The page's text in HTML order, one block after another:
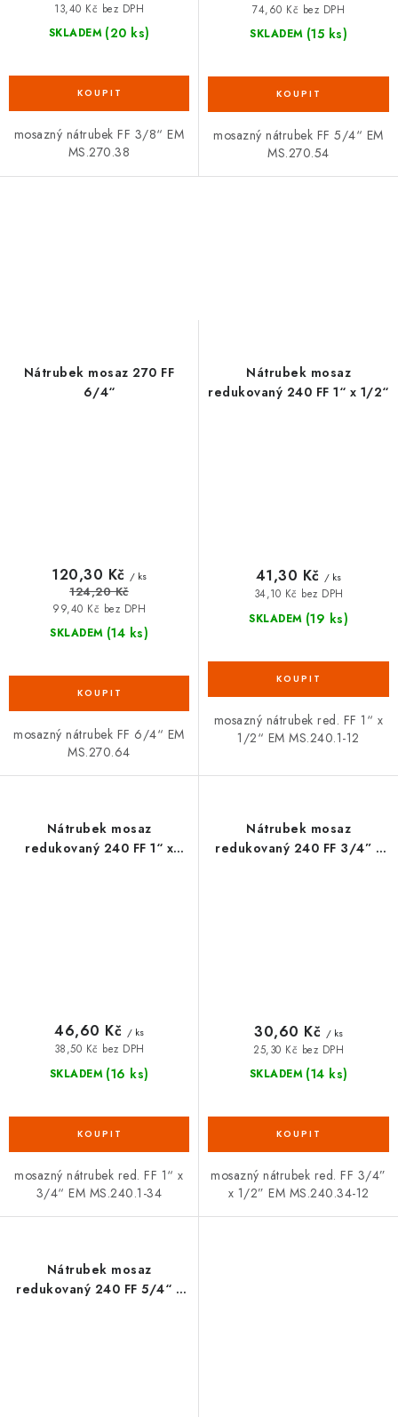
SKLADEM (20 ks)
13,40 Kč bez DPH
mosazný nátrubek FF 3/8“ EM
MS.270.38
SKLADEM (15 ks)
74,60 Kč bez DPH
mosazný nátrubek FF 5/4“ EM
MS.270.54
Nátrubek mosaz 270 FF
6/4“
SKLADEM (14 ks)
99,40 Kč bez DPH
120,30 Kč / ks
124,20 Kč
mosazný nátrubek FF 6/4“ EM
MS.270.64
Nátrubek mosaz
redukovaný 240 FF 1“ x 1/2“
SKLADEM (19 ks)
34,10 Kč bez DPH
41,30 Kč / ks
mosazný nátrubek red. FF 1“ x
1/2“ EM MS.240.1-12
Nátrubek mosaz
redukovaný 240 FF 1“ x
SKLADEM (16 ks)
38,50 Kč bez DPH
46,60 Kč / ks
mosazný nátrubek red. FF 1“ x
3/4“ EM MS.240.1-34
Nátrubek mosaz
redukovaný 240 FF 3/4” x
SKLADEM (14 ks)
25,30 Kč bez DPH
30,60 Kč / ks
mosazný nátrubek red. FF 3/4”
x 1/2” EM MS.240.34-12
Nátrubek mosaz
redukovaný 240 FF 5/4“ x